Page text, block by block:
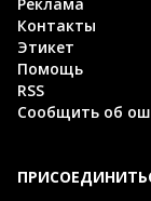
Контакты
Этикет
Помощь
RSS
Сообщить об